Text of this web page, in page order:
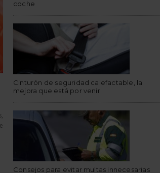
coche
Cinturón de seguridad calefactable, la
mejora que está por venir
Consejos para evitar multas innecesarias